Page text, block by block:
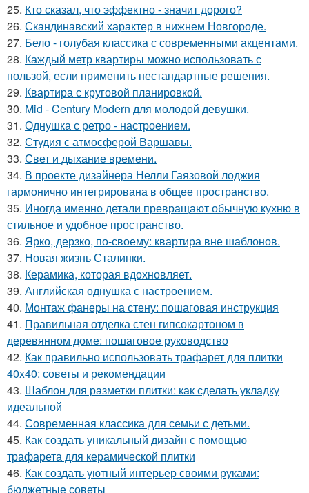
25. Кто сказал, что эффектно - значит дорого?
26. Скандинавский характер в нижнем Новгороде.
27. Бело - голубая классика с современными акцентами.
28. Каждый метр квартиры можно использовать с
пользой, если применить нестандартные решения.
29. Квартира с круговой планировкой.
30. Mid - Century Modern для молодой девушки.
31. Однушка с ретро - настроением.
32. Студия с атмосферой Варшавы.
33. Свет и дыхание времени.
34. В проекте дизайнера Нелли Гаязовой лоджия
гармонично интегрирована в общее пространство.
35. Иногда именно детали превращают обычную кухню в
стильное и удобное пространство.
36. Ярко, дерзко, по-своему: квартира вне шаблонов.
37. Новая жизнь Сталинки.
38. Керамика, которая вдохновляет.
39. Английская однушка с настроением.
40. Монтаж фанеры на стену: пошаговая инструкция
41. Правильная отделка стен гипсокартоном в
деревянном доме: пошаговое руководство
42. Как правильно использовать трафарет для плитки
40x40: советы и рекомендации
43. Шаблон для разметки плитки: как сделать укладку
идеальной
44. Современная классика для семьи с детьми.
45. Как создать уникальный дизайн с помощью
трафарета для керамической плитки
46. Как создать уютный интерьер своими руками:
бюджетные советы